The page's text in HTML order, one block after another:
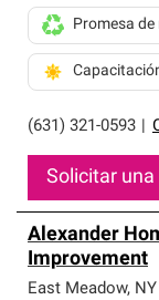
(631) 321-0593
Promesa de
Solicitar
Alexander
Improvement
East Meadow, NY